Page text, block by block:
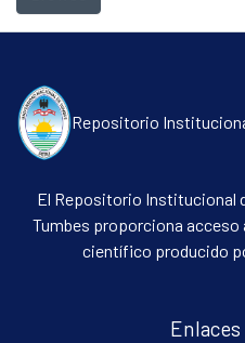
Communities & Collections
Repositorio
El Repositorio Institucional
Tumbes proporciona
científico producido